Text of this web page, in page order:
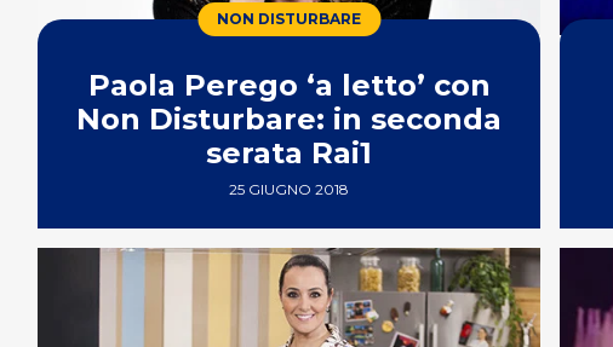
NON DISTURBARE
Paola Perego ‘a letto’ con
Non Disturbare: in seconda
serata Rai1
25 GIUGNO 2018